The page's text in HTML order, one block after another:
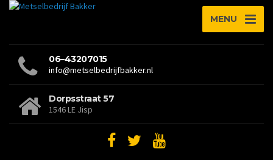
MENU
06–43207015
info@metselbedrijfbakker.nl
Dorpsstraat 57
1546 LE Jisp